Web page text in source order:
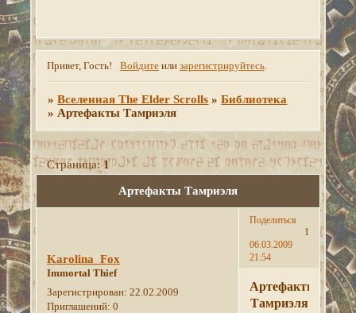
Привет, Гость! Войдитеили зарегистрируйтесь.
»Вселенная The Elder Scrolls »Библиотека
» Артефакты Тамриэля
Артефакты Тамриэля
Страница:1
Поделиться
1
06.03.2009
21:54
Karolina_Fox
Immortal Thief
Зарегистрирован: 22.02.2009
Приглашений: 0
Артефакты
Тамриэля